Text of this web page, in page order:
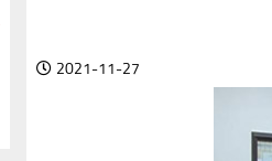
2021-11-27